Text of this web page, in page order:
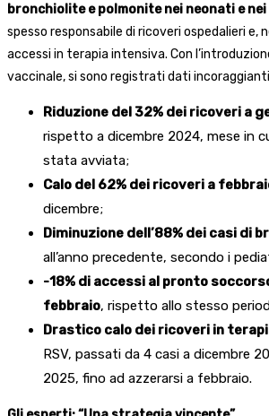
bronchiolite e polmonite nei neonati e
spesso responsabile di ricoveri ospedalieri e,
accessi in terapia intensiva. Con
vaccinale, si sono registrati dati
Riduzione del 32% dei ricoveri a
rispetto a dicembre 2024, mese in
stata avviata;
Calo del 62% dei ricoveri a
dicembre;
Diminuzione dell’88% dei casi di
all’anno precedente, secondo i
-18% di accessi al pronto
febbraio, rispetto allo stesso
Drastico calo dei ricoveri in
RSV, passati da 4 casi a dicembre
2025, fino ad azzerarsi a febbraio.